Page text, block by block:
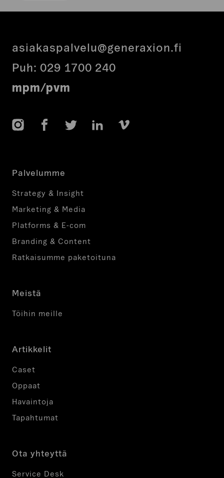
asiakaspalvelu@generaxion.fi
Puh: 029 1700 240
mpm/pvm
InstagramFacebookTwitter LinkedIn
Palvelumme
Strategy & Insight
Marketing & Media
Platforms & E-com
Branding & Content
Ratkaisumme paketoituna
Meistä
Töihin meille
Artikkelit
Caset
Oppaat
Havaintoja
Tapahtumat
Ota yhteyttä
Service Desk